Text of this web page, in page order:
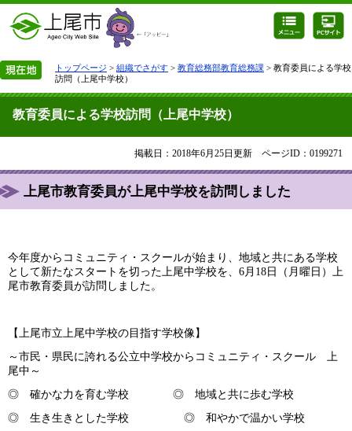
トップページ > 組織でさがす > 教育総務部教育総務課 > 教育委員による学校
訪問（上尾中学校）
教育委員による学校訪問（上尾中学校）
掲載日：2018年6月25日更新 ページID：0199271
上尾市教育委員が上尾中学校を訪問しました
今年度からコミュニティ・スクールが始まり、地域と共にある学校
として新たなスタートを切った上尾中学校を、6月18日（月曜日）上
尾市教育委員が訪問しました。
【上尾市立上尾中学校の目指す学校像】
～市民・県民に誇れる公立中学校からコミュニティ・スクール 上
尾中～
◎ 確かな力を育む学校 ◎ 地域と共に歩む学校
◎ 生き生きとした学校 ◎ 和やかで温かい学校